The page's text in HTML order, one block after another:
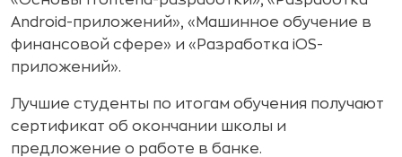
Android-приложений», «Машинное обучение в
финансовой сфере» и «Разработка iOS-
приложений».
Лучшие студенты по итогам обучения получают
сертификат об окончании школы и
предложение о работе в банке.